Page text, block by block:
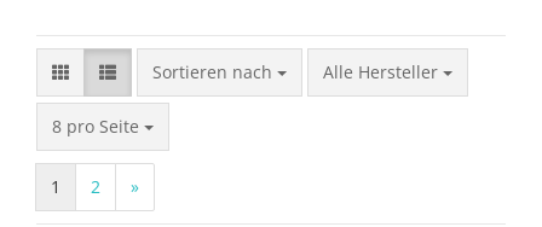
Sortieren nach
Sortieren nach Alle Hersteller
8 pro Seite
pro Seite
1 2 »